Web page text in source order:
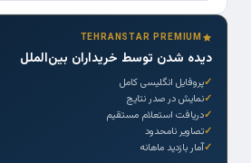
TEHRANSTAR PREMIUM
دیده شدن توسط خریداران بین‌الملل
پروفایل انگلیسی کامل
نمایش در صدر نتایج
دریافت استعلام مستقیم
تصاویر نامحدود
آمار بازدید ماهانه